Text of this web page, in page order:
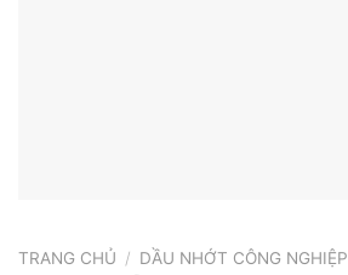
TRANG CHỦ / DẦU NHỚT CÔNG NGHIỆP